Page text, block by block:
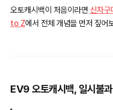
오토캐시백이 처음이라면 신차구
to Z에서 전체 개념을 먼저 짚어
EV9 오토캐시백, 일시불